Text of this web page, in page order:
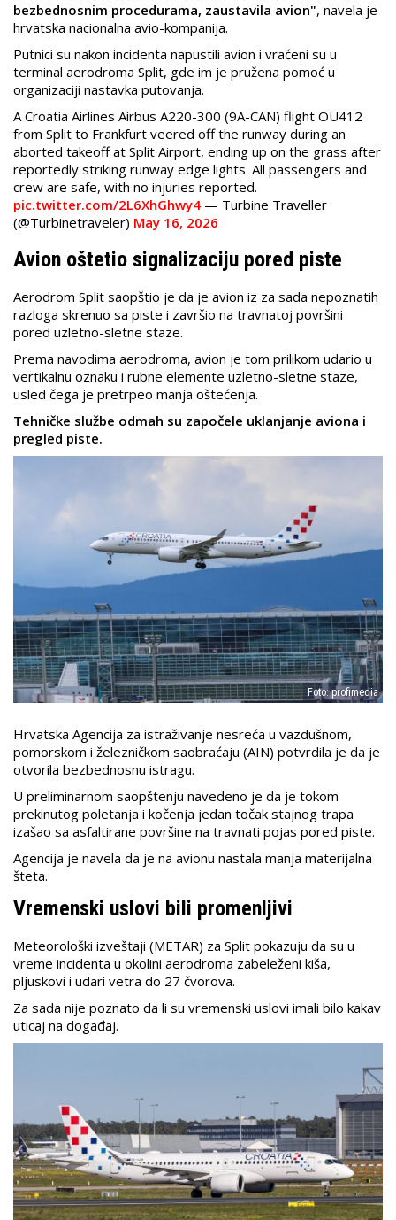
bezbednosnim procedurama, zaustavila avion", navela je
hrvatska nacionalna avio-kompanija.
Putnici su nakon incidenta napustili avion i vraćeni su u
terminal aerodroma Split, gde im je pružena pomoć u
organizaciji nastavka putovanja.
A Croatia Airlines Airbus A220-300 (9A-CAN) flight OU412
from Split to Frankfurt veered off the runway during an
aborted takeoff at Split Airport, ending up on the grass after
reportedly striking runway edge lights. All passengers and
crew are safe, with no injuries reported.
pic.twitter.com/2L6XhGhwy4 — Turbine Traveller
(@Turbinetraveler) May 16, 2026
Avion oštetio signalizaciju pored piste
Aerodrom Split saopštio je da je avion iz za sada nepoznatih
razloga skrenuo sa piste i završio na travnatoj površini
pored uzletno-sletne staze.
Prema navodima aerodroma, avion je tom prilikom udario u
vertikalnu oznaku i rubne elemente uzletno-sletne staze,
usled čega je pretrpeo manja oštećenja.
Tehničke službe odmah su započele uklanjanje aviona i
pregled piste.
Foto: profimedia
Hrvatska Agencija za istraživanje nesreća u vazdušnom,
pomorskom i železničkom saobraćaju (AIN) potvrdila je da je
otvorila bezbednosnu istragu.
U preliminarnom saopštenju navedeno je da je tokom
prekinutog poletanja i kočenja jedan točak stajnog trapa
izašao sa asfaltirane površine na travnati pojas pored piste.
Agencija je navela da je na avionu nastala manja materijalna
šteta.
Vremenski uslovi bili promenljivi
Meteorološki izveštaji (METAR) za Split pokazuju da su u
vreme incidenta u okolini aerodroma zabeleženi kiša,
pljuskovi i udari vetra do 27 čvorova.
Za sada nije poznato da li su vremenski uslovi imali bilo kakav
uticaj na događaj.